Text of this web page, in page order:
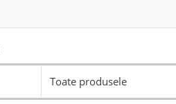
Toate produsele